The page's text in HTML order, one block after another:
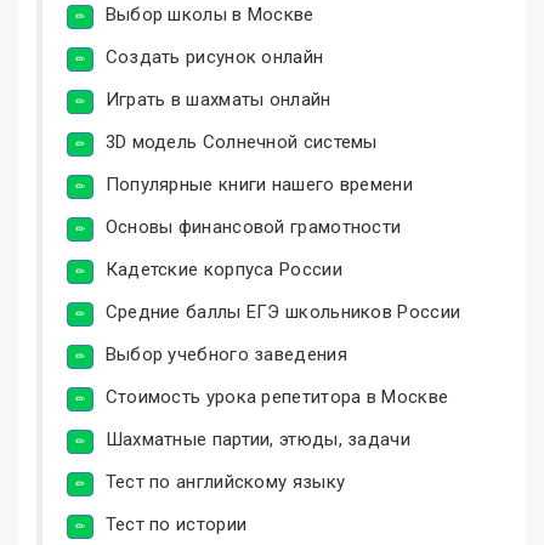
Выбор школы в Москве
Создать рисунок онлайн
Играть в шахматы онлайн
3D модель Солнечной системы
Популярные книги нашего времени
Основы финансовой грамотности
Кадетские корпуса России
Средние баллы ЕГЭ школьников России
Выбор учебного заведения
Стоимость урока репетитора в Москве
Шахматные партии, этюды, задачи
Тест по английскому языку
Тест по истории